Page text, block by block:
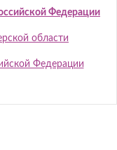
Федерации
области
Федерации